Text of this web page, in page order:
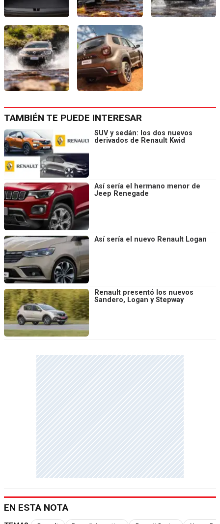
TAMBIÉN TE PUEDE INTERESAR
SUV y sedán: los dos nuevos
derivados de Renault Kwid
Así sería el hermano menor de
Jeep Renegade
Así sería el nuevo Renault Logan
Renault presentó los nuevos
Sandero, Logan y Stepway
EN ESTA NOTA